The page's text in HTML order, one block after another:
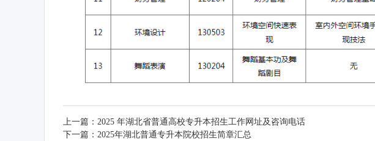
上一篇： 2025 年湖北省普通高校专升本招生工作网址及咨询电话
下一篇： 2025年湖北普通专升本院校招生简章汇总